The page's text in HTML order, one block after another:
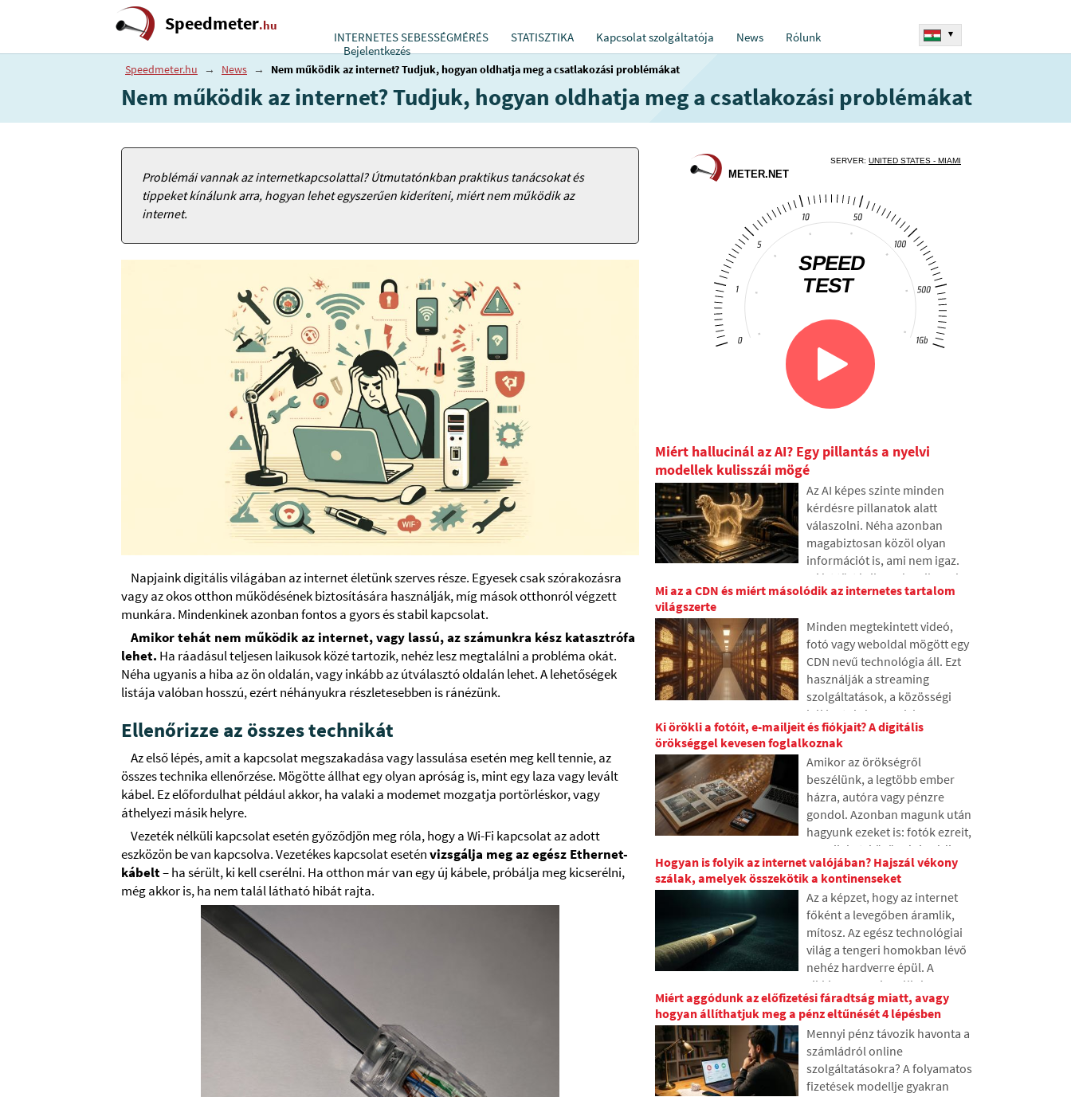
Speedmeter.hu
INTERNETES SEBESSÉGMÉRÉS STATISZTIKA Kapcsolat szolgáltatója News
Rólunk
Bejelentkezés
▾
Speedmeter.hu → News → Nem működik az internet? Tudjuk, hogyan oldhatja meg a csatlakozási problémákat
Nem működik az internet? Tudjuk, hogyan oldhatja meg a csatlakozási problémákat
Problémái vannak az internetkapcsolattal? Útmutatónkban praktikus tanácsokat és
tippeket kínálunk arra, hogyan lehet egyszerűen kideríteni, miért nem működik az
internet.
Napjaink digitális világában az internet életünk szerves része. Egyesek csak szórakozásra
vagy az okos otthon működésének biztosítására használják, míg mások otthonról végzett
munkára. Mindenkinek azonban fontos a gyors és stabil kapcsolat.
Amikor tehát nem működik az internet, vagy lassú, az számunkra kész katasztrófa
lehet. Ha ráadásul teljesen laikusok közé tartozik, nehéz lesz megtalálni a probléma okát.
Néha ugyanis a hiba az ön oldalán, vagy inkább az útválasztó oldalán lehet. A lehetőségek
listája valóban hosszú, ezért néhányukra részletesebben is ránézünk.
Ellenőrizze az összes technikát
Az első lépés, amit a kapcsolat megszakadása vagy lassulása esetén meg kell tennie, az
összes technika ellenőrzése. Mögötte állhat egy olyan apróság is, mint egy laza vagy levált
kábel. Ez előfordulhat például akkor, ha valaki a modemet mozgatja portörléskor, vagy
áthelyezi másik helyre.
Vezeték nélküli kapcsolat esetén győződjön meg róla, hogy a Wi-Fi kapcsolat az adott
eszközön be van kapcsolva. Vezetékes kapcsolat eseténvizsgálja meg az egész Ethernet-
kábelt– ha sérült, ki kell cserélni. Ha otthon már van egy új kábele, próbálja meg kicserélni,
még akkor is, ha nem talál látható hibát rajta.
Miért hallucinál az AI? Egy pillantás a nyelvi
modellek kulisszái mögé
Az AI képes szinte minden
kérdésre pillanatok alatt
válaszolni. Néha azonban
magabiztosan közöl olyan
információt is, ami nem igaz.
Miért történik ez, és mik azok
az úgynevezett AI
elmagyarázzuk, hogyan
működnek a nagy nyelvi
modellek, miért hoznak néha
valótlan válaszokat, és hogyan
próbálják a fejlesztők
problémát.
Mi az a CDN és miért másolódik az internetes tartalom
világszerte
Minden megtekintett videó,
fotó vagy weboldal mögött egy
CDN nevű technológia áll. Ezt
használják a streaming
szolgáltatások, a közösségi
hálózatok és a szokásos
webhelyek is, bár sok ember
soha nem hallott róla. A
cikkben elmagyarázzuk, mit
jelent ez a rövidítés, hogyan
működik, miért tárolják az
internetes tartalmat különböző
helyeken világszerte, és miért
internetet nélküle.
Ki örökli a fotóit, e-mailjeit és fiókjait? A digitális
örökséggel kevesen foglalkoznak
Amikor az örökségről
beszélünk, a legtöbb ember
házra, autóra vagy pénzre
gondol. Azonban magunk után
hagyunk ezeket is: fotók ezreit,
e-maileket, közösségi média
fiókokat vagy a felhőben tárolt
adatokat. Mi történik ezekkel
halálunk után, és ki férhet
hozzájuk? A cikkben
megnézzük, hogyan működik a
digitális örökség, miért
lehetnek a hátrahagyottaknak
hogyan tehetünk rendet az
online nyomaink között már
ma.
Hogyan is folyik az internet valójában? Hajszál vékony
szálak, amelyek összekötik a kontinenseket
Az a képzet, hogy az internet
főként a levegőben áramlik,
mítosz. Az egész technológiai
világ a tengeri homokban lévő
nehéz hardverre épül. A
cikkben megvizsgáljuk a
tengeralatti kábelek
technológiáját. Megtudhatja,
hogyan működnek az optikai
szálak, mit jelent azok hajókról
való lefektetése, és hogyan
váltak az óceánok mélyei
Miért aggódunk az előfizetési fáradtság miatt, avagy
hogyan állíthatjuk meg a pénz eltűnését 4 lépésben
Mennyi pénz távozik havonta a
számládról online
szolgáltatásokra? A folyamatos
fizetések modellje gyakran